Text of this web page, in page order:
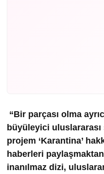
“Bir parçası olma
büyüleyici
projem ‘Karantina’
haberleri
inanılmaz dizi,